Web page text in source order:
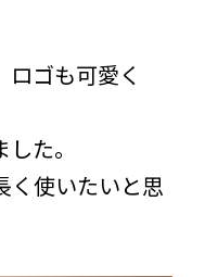
ロゴも可愛く
た。
く使いたいと思